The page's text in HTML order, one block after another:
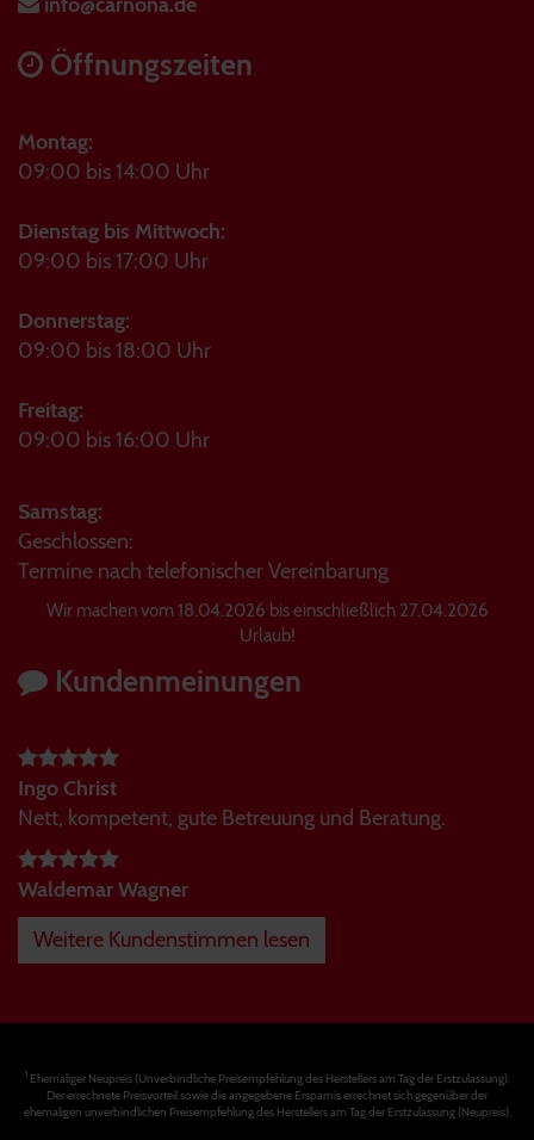
Öffnungszeiten
Montag:
09:00 bis 14:00 Uhr
Dienstag bis Mittwoch:
09:00 bis 17:00 Uhr
Donnerstag:
09:00 bis 18:00 Uhr
Freitag:
09:00 bis 16:00 Uhr
Samstag:
Geschlossen:
Termine nach telefonischer Vereinbarung
Wir machen vom 18.04.2026 bis einschließlich 27.04.2026
Urlaub!
Kundenmeinungen
Ingo Christ
Nett, kompetent, gute Betreuung und Beratung.
Waldemar Wagner
Weitere Kundenstimmen lesen
1Ehemaliger Neupreis (Unverbindliche Preisempfehlung des Herstellers am Tag der Erstzulassung).
Der errechnete Preisvorteil sowie die angegebene Ersparnis errechnet sich gegenüber der
ehemaligen unverbindlichen Preisempfehlung des Herstellers am Tag der Erstzulassung (Neupreis).